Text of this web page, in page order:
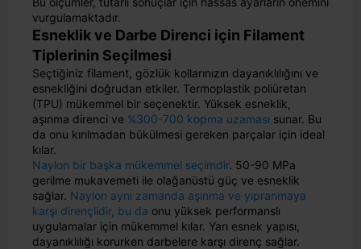
vurgulamaktadır.
Esneklik ve Darbe Direnci için Filament
Tiplerinin Seçilmesi
Seçtiğiniz filament, gözlük kollarınızın dayanıklılığını ve
esnekliğini doğrudan etkiler. Termoplastik poliüretan
(TPU) mükemmel bir seçenektir. Yüksek esneklik,
aşınma direnci ve %300-700 kopma uzaması sunar. Bu
da onu kırılmadan bükülmesi gereken parçalar için ideal
kılar.
Naylon bir başka mükemmel seçimdir. 50-90 MPa
gerilme mukavemeti ile olağanüstü güç ve esneklik
sağlar. Naylon aynı zamanda aşınma ve yıpranmaya
karşı dirençlidir, bu da onu yüksek performanslı
uygulamalar için mükemmel kılar. Yarı esnek yapısı,
dayanıklılığı korurken darbelere karşı direnç sağlar.